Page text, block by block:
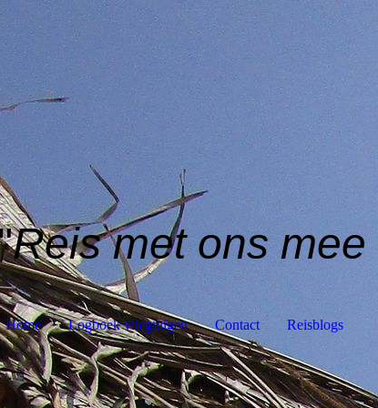
Reis met ons mee
Home Logboek vliegtuigen Contact Reisblogs